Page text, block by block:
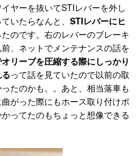
ヤーを抜いてSTIレバーを外し
いたらなんと、 STIレバーにヒ
のです。右のレバーのブレーキ
、ネットでメンテナンスの話を
リーブを圧縮する際にしっかり
って話を見ていたので以前の取
たのかも。。あと、相当落車も
がった際にもホース取り付けボ
ってたのもちょっと想像できる